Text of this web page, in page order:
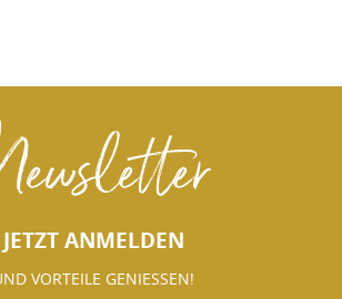
JETZT ANMELDEN
VORTEILE GENIESSEN!